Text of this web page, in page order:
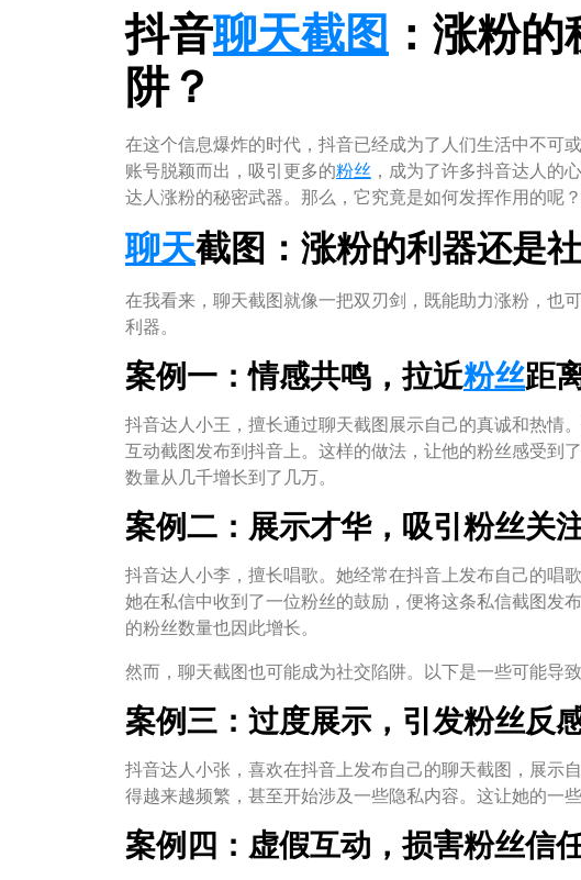
抖音聊天截图 ：涨粉
阱？
在这个信息爆炸的时代，抖音已经成为了人们生活中不可
账号脱颖而出，吸引更多的粉丝 ，成为了许多抖音达人的心
达人涨粉的秘密武器。那么，它究竟是如何发挥作用的呢
聊天截图：涨粉的利器还是
在我看来，聊天截图就像一把双刃剑，既能助力涨粉，也
利器。
案例一：情感共鸣，拉近粉丝距
抖音达人小王，擅长通过聊天截图展示自己的真诚和热情
互动截图发布到抖音上。这样的做法，让他的粉丝感受到
数量从几千增长到了几万。
案例二：展示才华，吸引粉丝关
抖音达人小李，擅长唱歌。她经常在抖音上发布自己的唱
她在私信中收到了一位粉丝的鼓励，便将这条私信截图发
的粉丝数量也因此增长。
然而，聊天截图也可能成为社交陷阱。以下是一些可能导
案例三：过度展示，引发粉丝反
抖音达人小张，喜欢在抖音上发布自己的聊天截图，展示
得越来越频繁，甚至开始涉及一些隐私内容。这让她的一
案例四：虚假互动，损害粉丝信